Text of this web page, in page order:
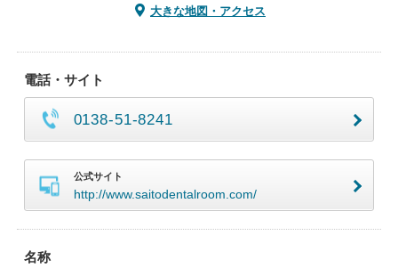
大きな地図・アクセス
電話・サイト
0138-51-8241
公式サイト
http://www.saitodentalroom.com/
名称